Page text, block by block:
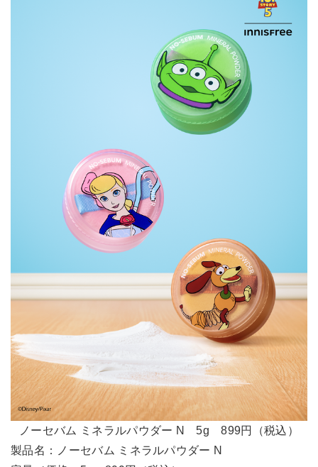
ノーセバム ミネラルパウダー N 5g 899円（税込）
製品名：ノーセバム ミネラルパウダー N